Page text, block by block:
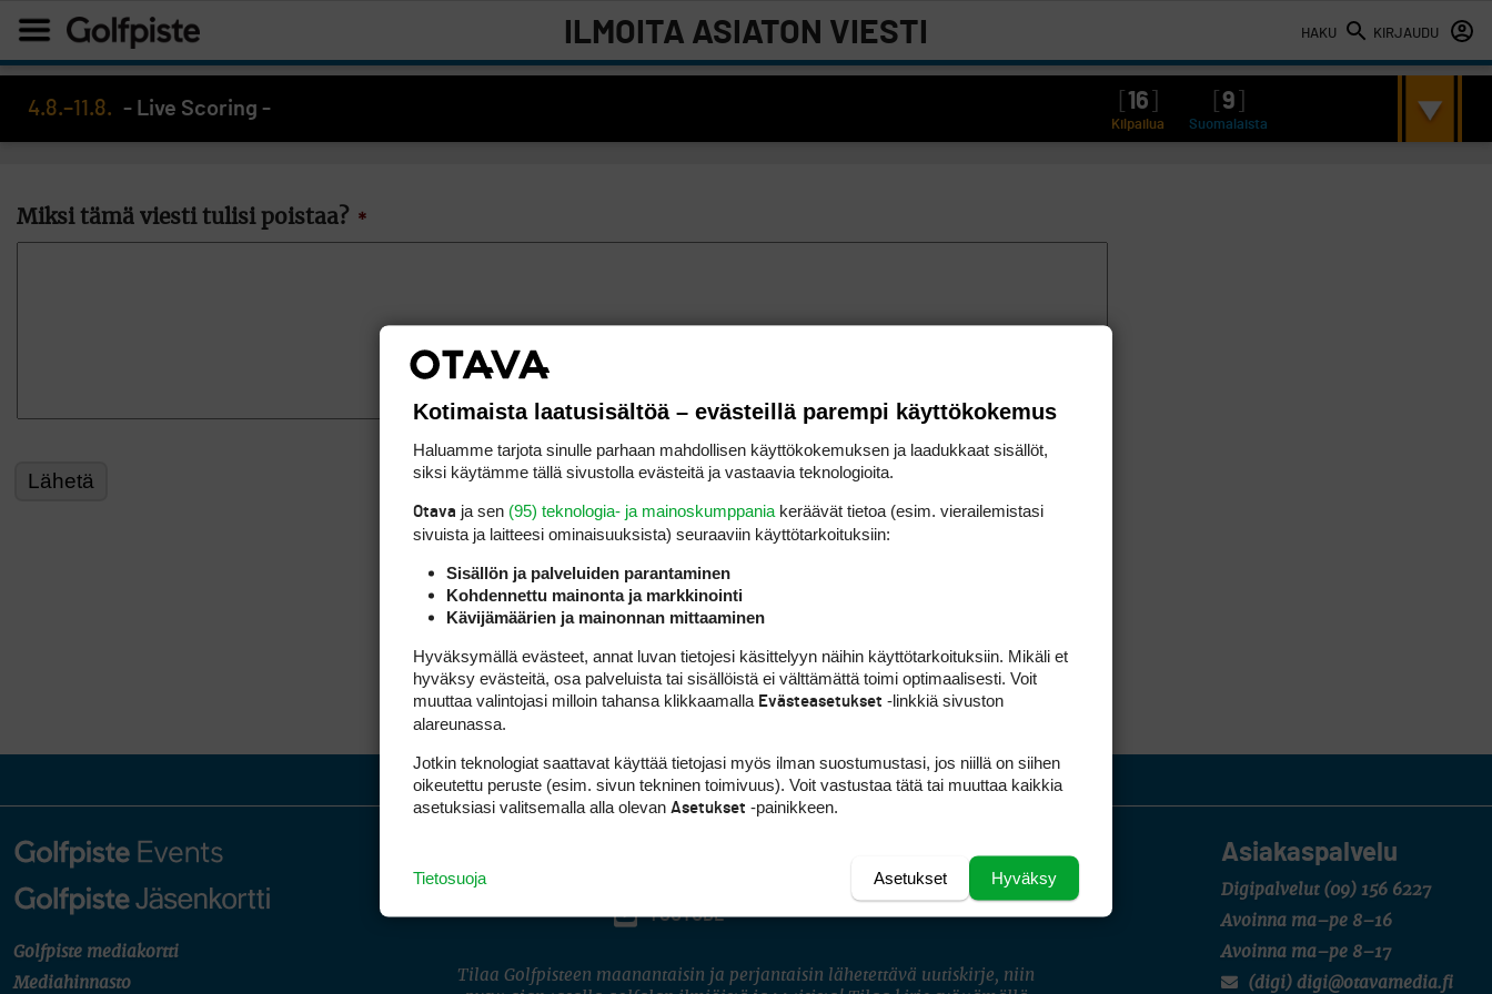
HAKU KIRJAUDU
ILMOITA ASIATON VIESTI
4.8.–11.8. - Live Scoring - 16 9
Kilpailua Suomalaista
Miksi tämä viesti tulisi poistaa? *
Golfpiste mediakortti
Mediahinnasto
Asiakaspalvelu
Digipalvelut (09) 156 6227
Avoinna ma–pe 8–16
Avoinna ma–pe 8–17
(digi) digi@otavamedia.fi
INSTAGRAM
YOUTUBE
Tilaa Golfpisteen maanantaisin ja perjantaisin lähetettävä uutiskirje, niin
Kotimaista laatusisältöä – evästeillä parempi käyttökokemus
Haluamme tarjota sinulle parhaan mahdollisen käyttökokemuksen ja laadukkaat sisällöt,
siksi käytämme tällä sivustolla evästeitä ja vastaavia teknologioita.
Otava ja sen (95) teknologia- ja mainoskumppania keräävät tietoa (esim. vierailemis­tasi
sivuista ja laitteesi ominaisuuk­sista) seuraaviin käyttötarkoituksiin:
Sisällön ja palveluiden parantaminen
Kohdennettu mainonta ja markkinointi
Kävijämäärien ja mainonnan mittaaminen
Hyväksymällä evästeet, annat luvan tietojesi käsittelyyn näihin käyttötarkoituksiin. Mikäli et
hyväksy evästeitä, osa palveluista tai sisällöistä ei välttämättä toimi optimaalisesti. Voit
muuttaa valintojasi milloin tahansa klikkaamalla Evästeasetukset -linkkiä sivuston
alareunassa.
Jotkin teknologiat saattavat käyttää tietojasi myös ilman suostumustasi, jos niillä on siihen
oikeutettu peruste (esim. sivun tekninen toimivuus). Voit vastustaa tätä tai muuttaa kaikkia
asetuksiasi valitsemalla alla olevan Asetukset -painikkeen.
Hyväksy
Asetukset
Tietosuoja